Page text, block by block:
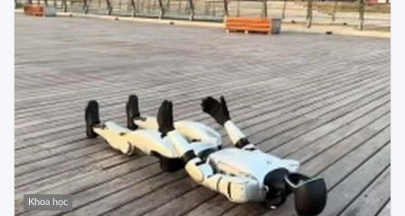
Khoa học